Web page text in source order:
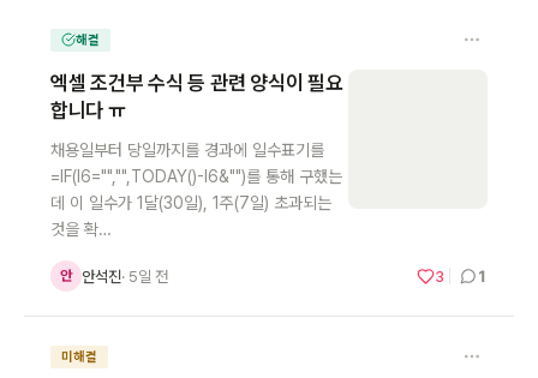
해결
엑셀 조건부 수식 등 관련 양식이 필요
합니다 ㅠ
채용일부터 당일까지를 경과에 일수표기를
=IF(I6="","",TODAY()-I6&"")를 통해 구했는
데 이 일수가 1달(30일), 1주(7일) 초과되는
것을 확…
안 안석진· 5일 전 3 1
미해결